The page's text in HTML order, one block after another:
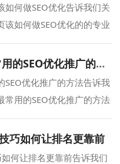
如何做SEO优化告诉我们关
该如何做SEO优化的的专业
司介绍您网站建设设计内容
方面的知识.
做好网站建设最常用的SEO优化推广的方法
SEO优化推广的方法告诉我
常用的SEO优化推广的方法
春网络公司介绍您做好网站
推广的方法的方面的知识.
巧如何让排名更靠前
何让排名更靠前告诉我们